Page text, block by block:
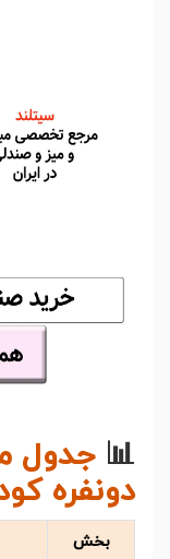
📊جدول
دونفره
بخش